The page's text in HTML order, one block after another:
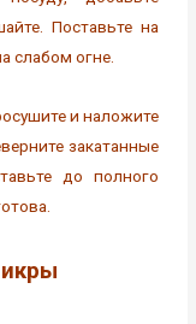
Поставьте на
слабом огне.
и наложите
закатанные
до полного